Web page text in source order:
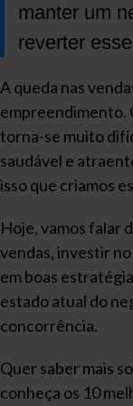
manter um
reverter
A queda nas
empreendimento.
torna-se muito
saudável e
isso que criamos
Hoje, vamos falar
vendas, investir
em boas
estado atual do
concorrência.
Quer saber mais
conheça os 10